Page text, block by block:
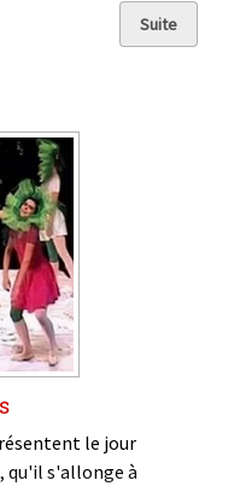
avec la récenteSuite
le jour
qu'il s'allonge à